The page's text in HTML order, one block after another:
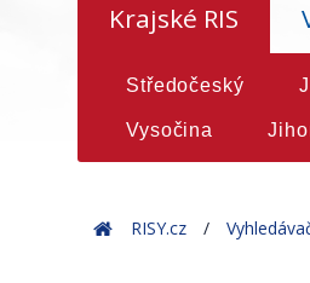
Krajské RIS
Středočeský
Vysočina
HomeRISY.cz